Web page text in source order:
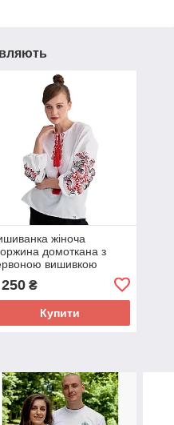
жіноча
домоткана з
вишивкою
₴
Купити